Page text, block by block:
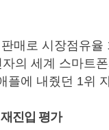
매로 시장점유
의 세계 스마트
플에 내줬던 1위
진입 평가